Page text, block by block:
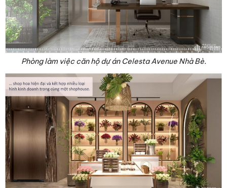
Phòng làm việc căn hộ dự án Celesta Avenue Nhà Bè.